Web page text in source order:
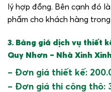
lý hợp đồng. Bên cạnh đó
phẩm cho khách hàng
3. Bảng giá dịch vụ thiết
Quy Nhơn – Nhà Xinh Xinh
– Đơn giá thiết kế:
– Đơn giá thi công thô: